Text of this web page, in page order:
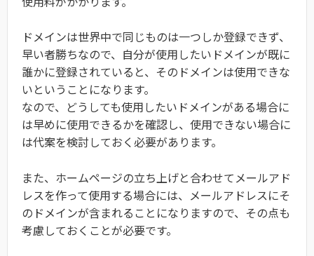
ドメインは世界中で同じものは一つしか登録できず、
早い者勝ちなので、自分が使用したいドメインが既に
誰かに登録されていると、そのドメインは使用できな
いということになります。
なので、どうしても使用したいドメインがある場合に
は早めに使用できるかを確認し、使用できない場合に
は代案を検討しておく必要があります。
また、ホームページの立ち上げと合わせてメールアド
レスを作って使用する場合には、メールアドレスにそ
のドメインが含まれることになりますので、その点も
考慮しておくことが必要です。